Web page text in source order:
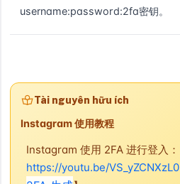
username:password:2fa密钥。
Tài nguyên hữu ích
Instagram 使用教程
Instagram 使用 2FA 进行登入：
https://youtu.be/VS_yZCNXzL0